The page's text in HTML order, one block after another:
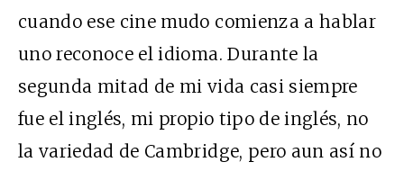
cuando ese cine mudo comienza a hablar
uno reconoce el idioma. Durante la
segunda mitad de mi vida casi siempre
fue el inglés, mi propio tipo de inglés, no
la variedad de Cambridge, pero aun así no